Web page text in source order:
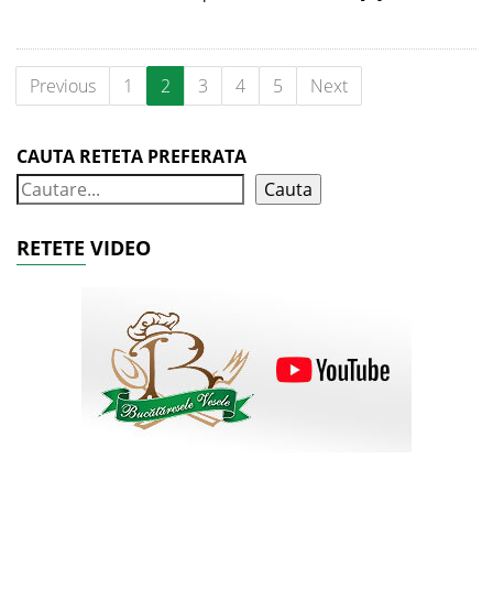
Previous 1 2 3 4 5 Next
CAUTA RETETA PREFERATA
Cauta
RETETE VIDEO